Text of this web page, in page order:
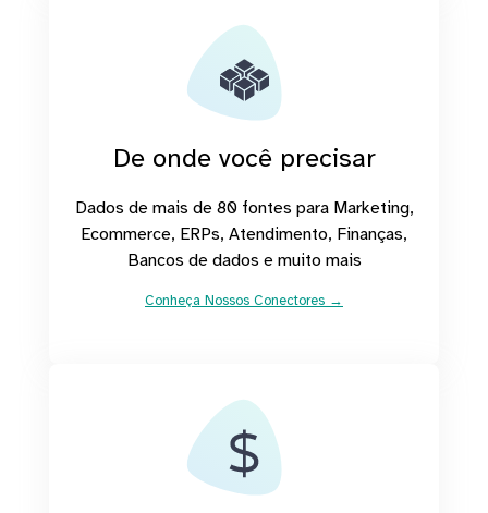
De onde você precisar
Dados de mais de 80 fontes para Marketing,
Ecommerce, ERPs, Atendimento, Finanças,
Bancos de dados e muito mais
Conheça Nossos Conectores →